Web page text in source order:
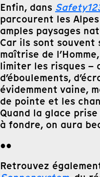
Enfin, dans
parcourent les
amples paysages
Car ils sont souvent
maîtrise de
limiter les risques –
d’éboulements,
évidemment vaine,
de pointe et les
Quand la glace
à fondre, on aura
●●
Retrouvez